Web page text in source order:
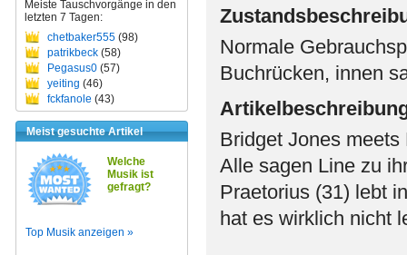
Meiste Tauschvorgänge in den
letzten 7 Tagen:
chetbaker555 (98)
patrikbeck (58)
Pegasus0 (57)
yeiting (46)
fckfanole (43)
Meist gesuchte Artikel
Welche
Musik ist
gefragt?
Top Musik anzeigen »
Normale
Buchrücken, innen
Bridget Jones meets
Alle sagen Line zu
Praetorius (31) lebt
hat es wirklich nicht